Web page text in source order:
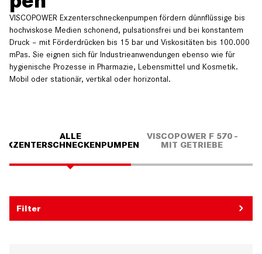
VISCOPOWER Exzenterschneckenpumpen fördern dünnflüssige bis
hochviskose Medien schonend, pulsationsfrei und bei konstantem
Druck – mit Förderdrücken bis 15 bar und Viskositäten bis 100.000
mPas. Sie eignen sich für Industrieanwendungen ebenso wie für
hygienische Prozesse in Pharmazie, Lebensmittel und Kosmetik.
Mobil oder stationär, vertikal oder horizontal.
ALLE
EXZENTERSCHNECKENPUMPEN
VISCOPOWER F 570 -
MIT GETRIEBE
Filter